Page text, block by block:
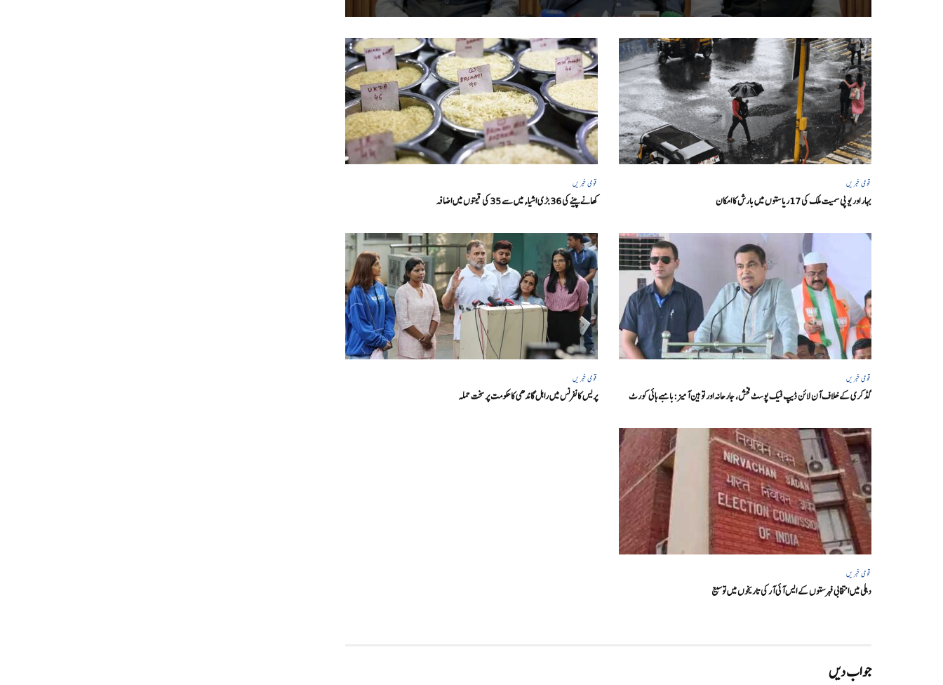
قومی خبریں
بہار اور یو پی سمیت ملک کی 17ریاستوں میں بارش کا امکان
قومی خبریں
کھانے پینے کی 36 بڑی اشیاء میں سے 35 کی قیمتوں میں اضافہ
قومی خبریں
گڈکری کے خلاف آن لائن ڈیپ فیک پوسٹ فحش، جارحانہ اور توہین آمیز:بامبے ہائی کورٹ
قومی خبریں
پریس کانفرنس میں راہل گاندھی کا حکومت پر سخت حملہ
قومی خبریں
دہلی میں انتخابی فہرستوں کے ایس آئی آر کی تاریخوں میں توسیع
جواب دیں